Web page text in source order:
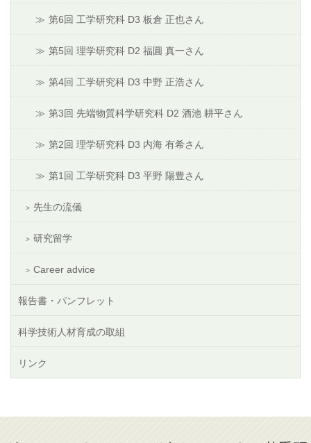
第6回 工学研究科 D3 板倉 正也さん
第5回 理学研究科 D2 福圓 真一さん
第4回 工学研究科 D3 中野 正浩さん
第3回 先端物質科学研究科 D2 酒池 耕平さん
第2回 理学研究科 D3 内海 有希さん
第1回 工学研究科 D3 平野 陽豊さん
先生の流儀
研究留学
Career advice
報告書・パンフレット
科学技術人材育成の取組
リンク